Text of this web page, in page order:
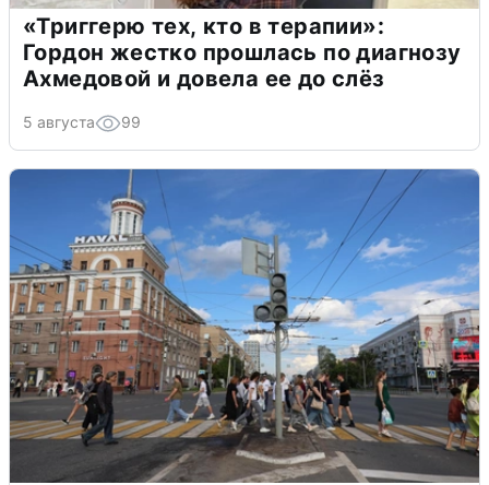
«Триггерю тех, кто в терапии»:
Гордон жестко прошлась по диагнозу
Ахмедовой и довела ее до слёз
5 августа 99